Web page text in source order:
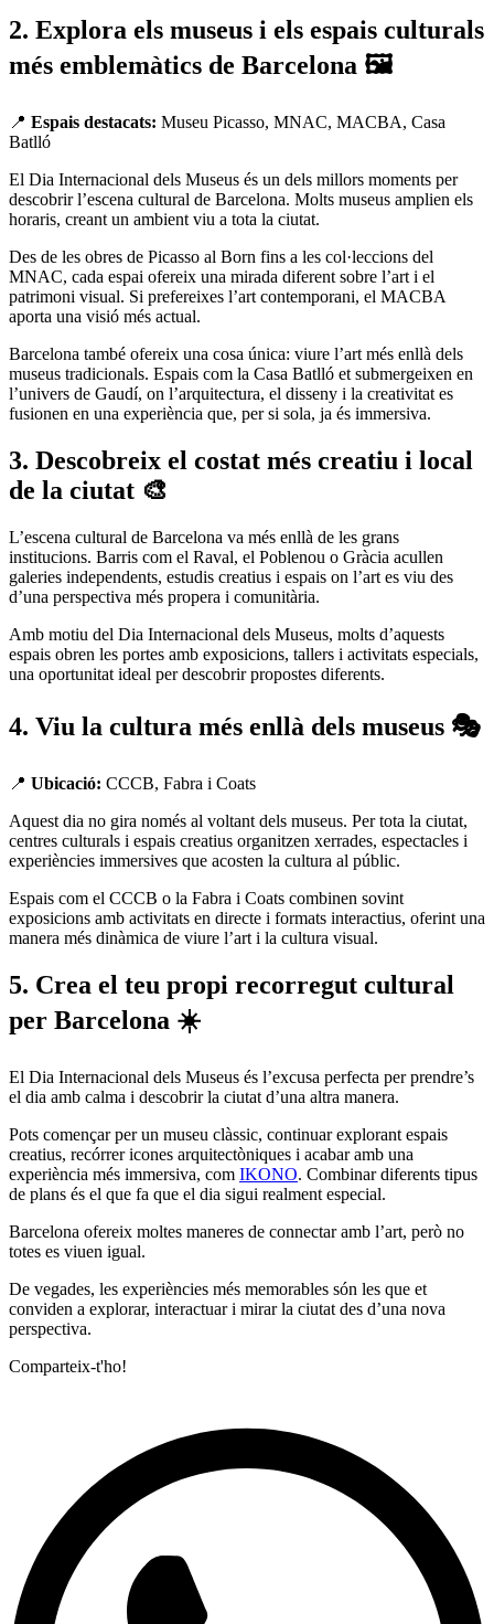
2. Explora els museus i els espais culturals
més emblemàtics de Barcelona 🖼️
📍 Espais destacats: Museu Picasso, MNAC, MACBA, Casa
Batlló
El Dia Internacional dels Museus és un dels millors moments per
descobrir l’escena cultural de Barcelona. Molts museus amplien els
horaris, creant un ambient viu a tota la ciutat.
Des de les obres de Picasso al Born fins a les col·leccions del
MNAC, cada espai ofereix una mirada diferent sobre l’art i el
patrimoni visual. Si prefereixes l’art contemporani, el MACBA
aporta una visió més actual.
Barcelona també ofereix una cosa única: viure l’art més enllà dels
museus tradicionals. Espais com la Casa Batlló et submergeixen en
l’univers de Gaudí, on l’arquitectura, el disseny i la creativitat es
fusionen en una experiència que, per si sola, ja és immersiva.
3. Descobreix el costat més creatiu i local
de la ciutat 🎨
L’escena cultural de Barcelona va més enllà de les grans
institucions. Barris com el Raval, el Poblenou o Gràcia acullen
galeries independents, estudis creatius i espais on l’art es viu des
d’una perspectiva més propera i comunitària.
Amb motiu del Dia Internacional dels Museus, molts d’aquests
espais obren les portes amb exposicions, tallers i activitats especials,
una oportunitat ideal per descobrir propostes diferents.
4. Viu la cultura més enllà dels museus 🎭
📍 Ubicació: CCCB, Fabra i Coats
Aquest dia no gira només al voltant dels museus. Per tota la ciutat,
centres culturals i espais creatius organitzen xerrades, espectacles i
experiències immersives que acosten la cultura al públic.
Espais com el CCCB o la Fabra i Coats combinen sovint
exposicions amb activitats en directe i formats interactius, oferint una
manera més dinàmica de viure l’art i la cultura visual.
5. Crea el teu propi recorregut cultural
per Barcelona ☀️
El Dia Internacional dels Museus és l’excusa perfecta per prendre’s
el dia amb calma i descobrir la ciutat d’una altra manera.
Pots començar per un museu clàssic, continuar explorant espais
creatius, recórrer icones arquitectòniques i acabar amb una
experiència més immersiva, com IKONO. Combinar diferents tipus
de plans és el que fa que el dia sigui realment especial.
Barcelona ofereix moltes maneres de connectar amb l’art, però no
totes es viuen igual.
De vegades, les experiències més memorables són les que et
conviden a explorar, interactuar i mirar la ciutat des d’una nova
perspectiva.
Comparteix-t'ho!